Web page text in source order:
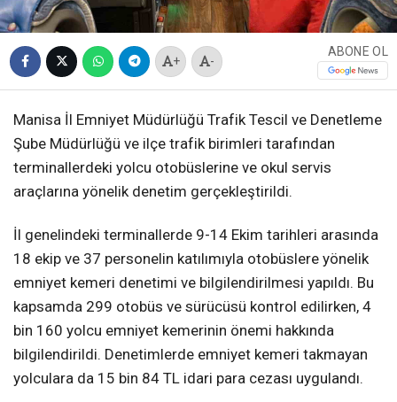
+ -
ABONE OL
Manisa İl Emniyet Müdürlüğü Trafik Tescil ve Denetleme
Şube Müdürlüğü ve ilçe trafik birimleri tarafından
terminallerdeki yolcu otobüslerine ve okul servis
araçlarına yönelik denetim gerçekleştirildi.
İl genelindeki terminallerde 9-14 Ekim tarihleri arasında
18 ekip ve 37 personelin katılımıyla otobüslere yönelik
emniyet kemeri denetimi ve bilgilendirilmesi yapıldı. Bu
kapsamda 299 otobüs ve sürücüsü kontrol edilirken, 4
bin 160 yolcu emniyet kemerinin önemi hakkında
bilgilendirildi. Denetimlerde emniyet kemeri takmayan
yolculara da 15 bin 84 TL idari para cezası uygulandı.